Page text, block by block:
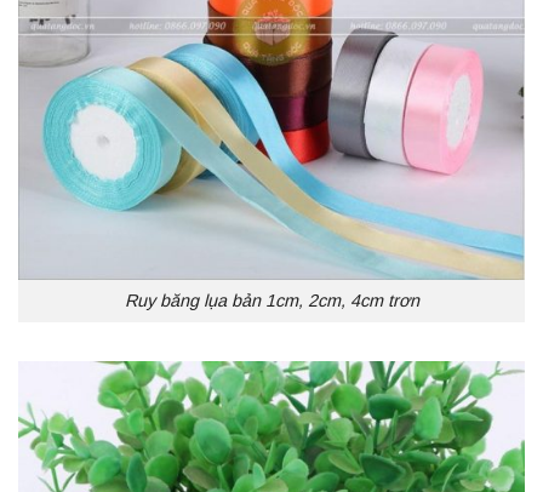
Ruy băng lụa bản 1cm, 2cm, 4cm trơn